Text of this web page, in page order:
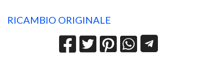
RICAMBIO ORIGINALE